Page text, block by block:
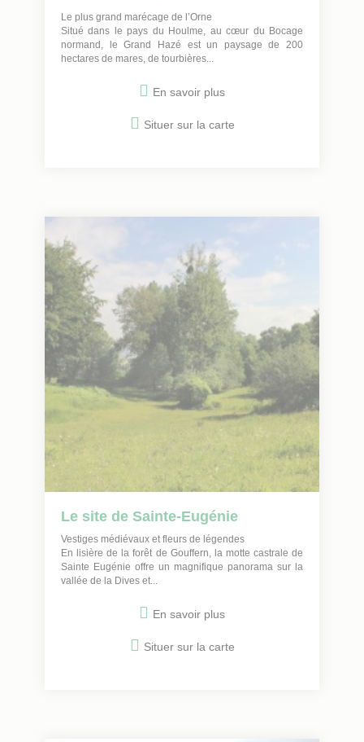
Le plus grand marécage de l’Orne
Situé dans le pays du Houlme, au cœur du Bocage
normand, le Grand Hazé est un paysage de 200
hectares de mares, de tourbières...
En savoir plus
Situer sur la carte
Le site de Sainte-Eugénie
Vestiges médiévaux et fleurs de légendes
En lisière de la forêt de Gouffern, la motte castrale de
Sainte Eugénie offre un magnifique panorama sur la
vallée de la Dives et...
En savoir plus
Situer sur la carte